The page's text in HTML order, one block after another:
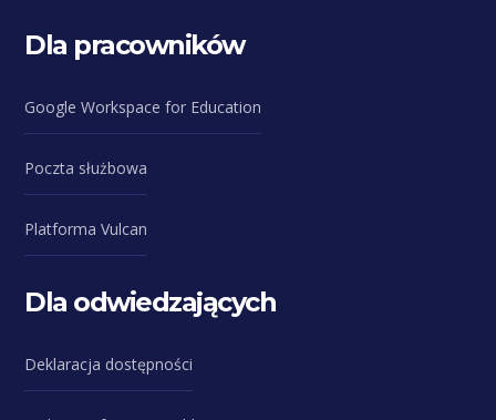
Dla pracowników
Google Workspace for Education
Poczta służbowa
Platforma Vulcan
Dla odwiedzających
Deklaracja dostępności